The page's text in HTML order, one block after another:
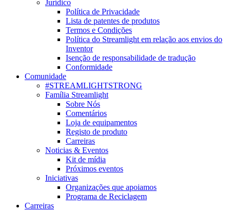
Jurídico
Política de Privacidade
Lista de patentes de produtos
Termos e Condições
Política do Streamlight em relação aos envios do
Inventor
Isenção de responsabilidade de tradução
Conformidade
Comunidade
#STREAMLIGHTSTRONG
Família Streamlight
Sobre Nós
Comentários
Loja de equipamentos
Registo de produto
Carreiras
Noticias & Eventos
Kit de mídia
Próximos eventos
Iniciativas
Organizações que apoiamos
Programa de Reciclagem
Carreiras